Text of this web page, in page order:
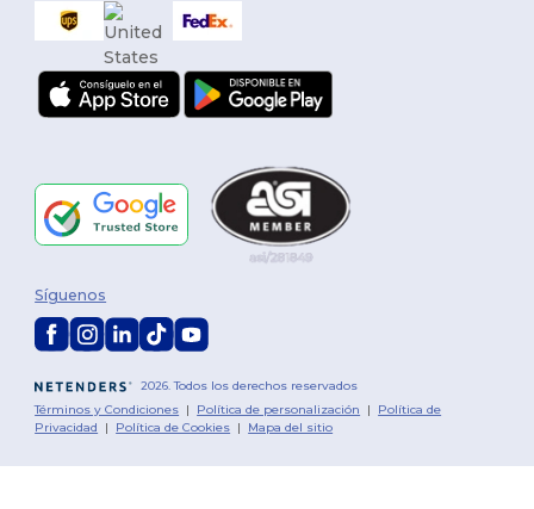
2026. Todos los derechos reservados
Términos y Condiciones | Política de personalización | Política de
Privacidad | Política de Cookies | Mapa del sitio
Síguenos